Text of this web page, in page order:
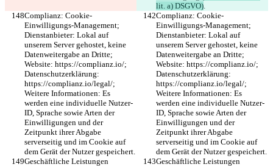
lit. a) DSGVO).
Complianz: Cookie-
Einwilligungs-Management;
Dienstanbieter: Lokal auf
unserem Server gehostet, keine
Datenweitergabe an Dritte;
Website: https://complianz.io/;
Datenschutzerklärung:
https://complianz.io/legal/;
Weitere Informationen: Es
werden eine individuelle Nutzer-
ID, Sprache sowie Arten der
Einwilligungen und der
Zeitpunkt ihrer Abgabe
serverseitig und im Cookie auf
dem Gerät der Nutzer gespeichert.
Complianz: Cookie-
Einwilligungs-Management;
Dienstanbieter: Lokal auf
unserem Server gehostet, keine
Datenweitergabe an Dritte;
Website: https://complianz.io/;
Datenschutzerklärung:
https://complianz.io/legal/;
Weitere Informationen: Es
werden eine individuelle Nutzer-
ID, Sprache sowie Arten der
Einwilligungen und der
Zeitpunkt ihrer Abgabe
serverseitig und im Cookie auf
dem Gerät der Nutzer gespeichert.
Geschäftliche Leistungen
Geschäftliche Leistungen